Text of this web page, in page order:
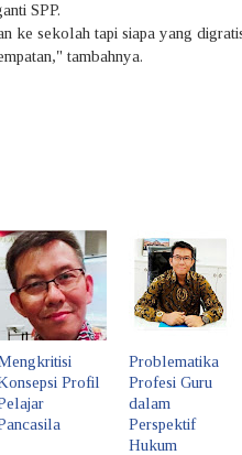
SPP.
ke sekolah tapi siapa yang
tambahnya.
Profil
Problematika
Profesi Guru
dalam
Perspektif
Hukum